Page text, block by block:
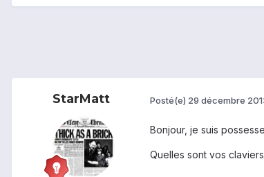
StarMatt Posté(e) 29 décembre
Bonjour, je suis
Quelles sont vos